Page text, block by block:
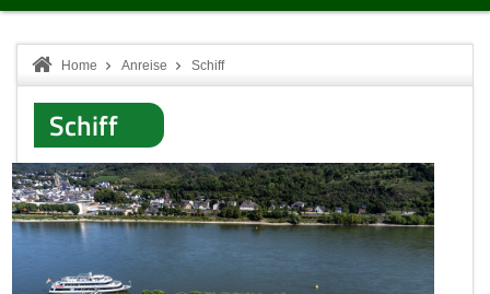
Home Anreise Schiff
Schiff